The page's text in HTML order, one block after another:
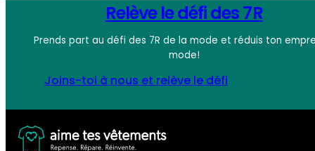
Relève le défi des 7R
Prends part au défi des 7R de la mode et réduis ton
mode!
Joins-toi à nous et relève le défi